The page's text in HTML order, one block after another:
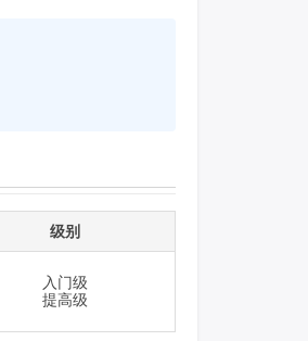
级别
入门级
提高级